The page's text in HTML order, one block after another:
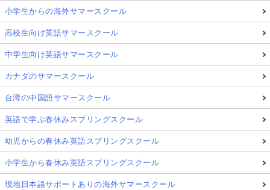
小学生からの海外サマースクール
高校生向け英語サマースクール
中学生向け英語サマースクール
カナダのサマースクール
台湾の中国語サマースクール
英語で学ぶ春休みスプリングスクール
幼児からの春休み英語スプリングスクール
小学生から春休み英語スプリングスクール
現地日本語サポートありの海外サマースクール